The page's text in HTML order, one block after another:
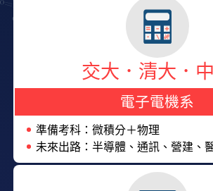
交大．清大．
電子電機系
準備考科：微積分＋物理
未來出路：半導體、通訊、營建、